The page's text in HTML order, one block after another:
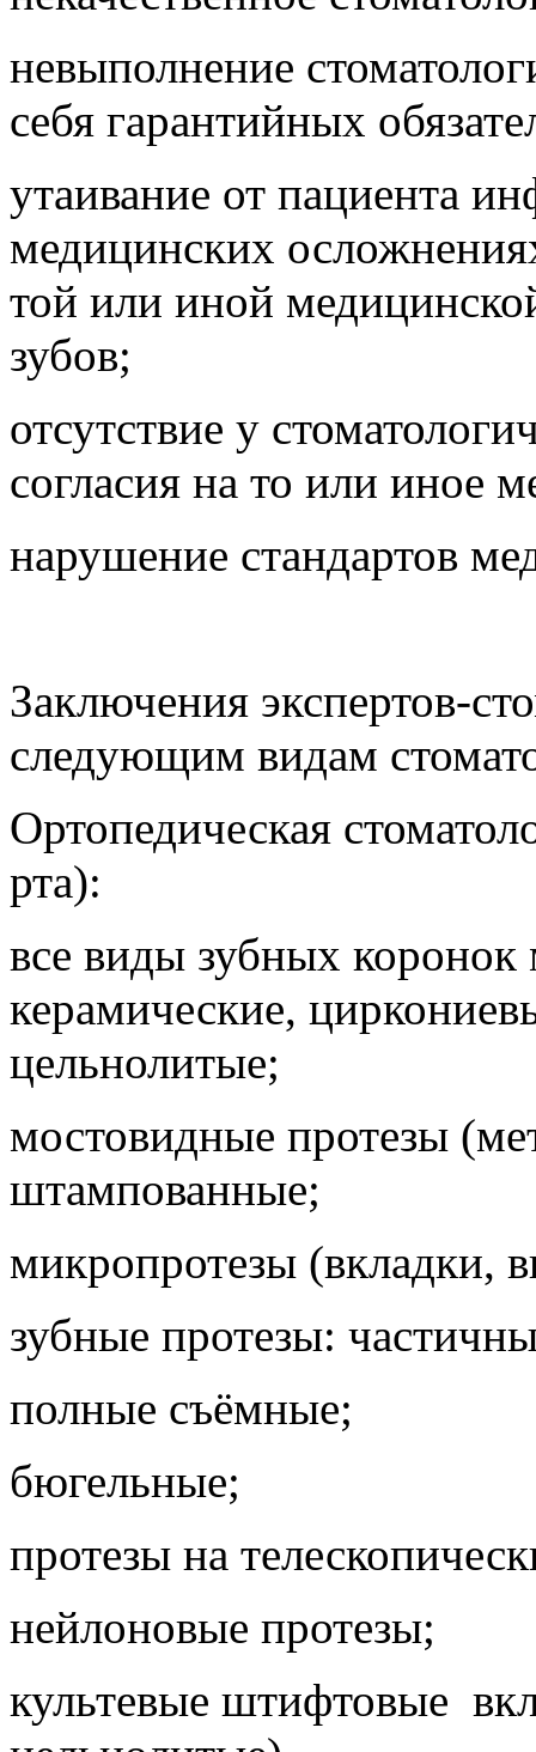
невыполнение
себя гарантийных
утаивание от пациента
медицинских
той или иной
зубов;
отсутствие у
согласия на то или иное
нарушение стандартов
Заключения экспертов-
следующим видам
Ортопедическая
рта):
все виды зубных коронок
керамические,
цельнолитые;
мостовидные протезы
штампованные;
микропротезы (вкладки,
зубные протезы:
полные съёмные;
бюгельные;
протезы на
нейлоновые протезы;
культевые штифтовые